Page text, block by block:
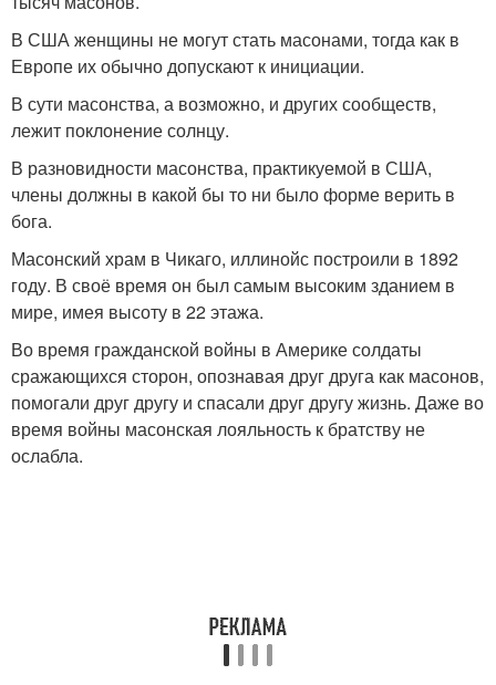
В США женщины не могут стать масонами, тогда как в
Европе их обычно допускают к инициации.
В сути масонства, а возможно, и других сообществ,
лежит поклонение солнцу.
В разновидности масонства, практикуемой в США,
члены должны в какой бы то ни было форме верить в
бога.
Масонский храм в Чикаго, иллинойс построили в 1892
году. В своё время он был самым высоким зданием в
мире, имея высоту в 22 этажа.
Во время гражданской войны в Америке солдаты
сражающихся сторон, опознавая друг друга как масонов,
помогали друг другу и спасали друг другу жизнь. Даже во
время войны масонская лояльность к братству не
ослабла.